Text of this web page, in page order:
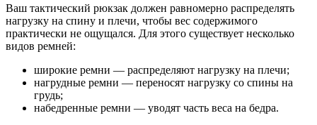
Ваш тактический рюкзак должен равномерно распределять
нагрузку на спину и плечи, чтобы вес содержимого
практически не ощущался. Для этого существует несколько
видов ремней:
широкие ремни — распределяют нагрузку на плечи;
нагрудные ремни — переносят нагрузку со спины на
грудь;
набедренные ремни — уводят часть веса на бедра.